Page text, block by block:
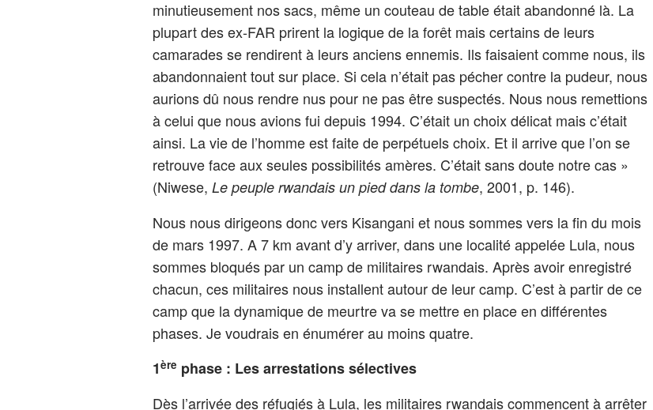
minutieusement nos sacs, même un couteau de table était abandonné là. La
plupart des ex-FAR prirent la logique de la forêt mais certains de leurs
camarades se rendirent à leurs anciens ennemis. Ils faisaient comme nous, ils
abandonnaient tout sur place. Si cela n’était pas pécher contre la pudeur, nous
aurions dû nous rendre nus pour ne pas être suspectés. Nous nous remettions
à celui que nous avions fui depuis 1994. C’était un choix délicat mais c’était
ainsi. La vie de l’homme est faite de perpétuels choix. Et il arrive que l’on se
retrouve face aux seules possibilités amères. C’était sans doute notre cas »
(Niwese, Le peuple rwandais un pied dans la tombe, 2001, p. 146).
Nous nous dirigeons donc vers Kisangani et nous sommes vers la fin du mois
de mars 1997. A 7 km avant d’y arriver, dans une localité appelée Lula, nous
sommes bloqués par un camp de militaires rwandais. Après avoir enregistré
chacun, ces militaires nous installent autour de leur camp. C’est à partir de ce
camp que la dynamique de meurtre va se mettre en place en différentes
phases. Je voudrais en énumérer au moins quatre.
1ère phase : Les arrestations sélectives
Dès l’arrivée des réfugiés à Lula, les militaires rwandais commencent à arrêter